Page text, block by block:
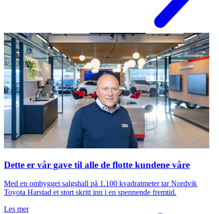
Dette er vår gave til alle de flotte kundene våre
Med en ombygget salgshall på 1.100 kvadratmeter tar Nordvik
Toyota Harstad et stort skritt inn i en spennende fremtid.
Les mer